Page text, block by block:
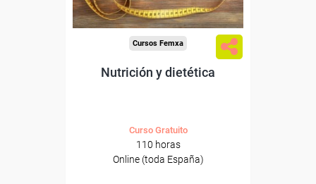
Cursos Femxa
Nutrición y dietética
Curso Gratuito
110 horas
Online (toda España)